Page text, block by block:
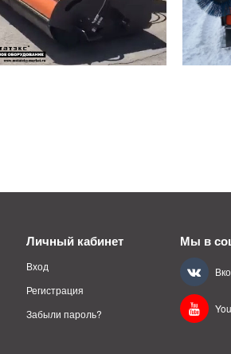
Личный кабинет
Вход
Регистрация
Забыли пароль?
Мы в